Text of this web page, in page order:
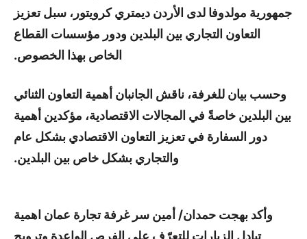
جمهورية مولدوفا لدى الأردن ديمتري كرويتور، سبل تعزيز
التعاون التجاري بين البلدين ودور مؤسسات القطاع
الخاص بهذا الخصوص.
وحسب بيان للغرفة، ناقش الجانبان أهمية التعاون الثنائي
بين البلدين خاصةً في المجالات الاقتصادية، مؤكدين أهمية
دور السفارة في تعزيز التعاون الاقتصادي بشكل عام
والتجاري بشكل خاص بين البلدين.
وأكد بهجت حمدان/ أمين سر غرفة تجارة عمان اهمية
تبادل الزيارات للتعرّف على الفرص الواعدة وترويج